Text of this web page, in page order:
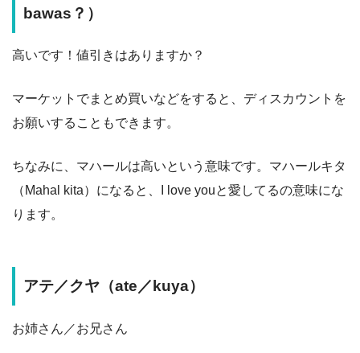
bawas？）
高いです！値引きはありますか？
マーケットでまとめ買いなどをすると、ディスカウントを
お願いすることもできます。
ちなみに、マハールは高いという意味です。マハールキタ
（Mahal kita）になると、I love youと愛してるの意味にな
ります。
アテ／クヤ（ate／kuya）
お姉さん／お兄さん